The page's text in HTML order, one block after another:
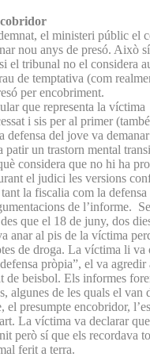
el ministeri públic el
nou anys de presó. Això
el tribunal no el considera
de temptativa (com
per encobriment.
que representa la
i sis per al primer
defensa del jove va
patir un trastorn mental
considera que no hi ha
el judici les versions
la fiscalia com la defensa
de l’informe.
que el 18 de juny, dos
anar al pis de la víctima
de droga. La víctima li
pròpia”, el va
de beisbol. Els informes
algunes de les quals el van
el presumpte encobridor,
La víctima va declarar
però sí que els recordava
ferit a terra.